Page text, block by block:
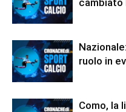
ruolo in
Como, la